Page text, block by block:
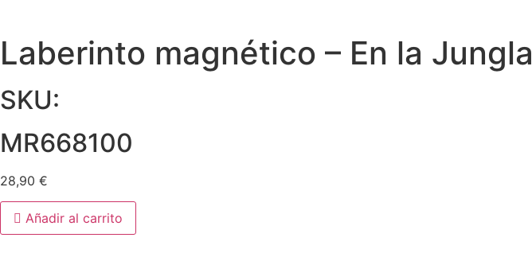
Laberinto magnético – En la Jungla
SKU:
MR668100
28,90 €
Botella
infantil
pajita
Añadir al carrito